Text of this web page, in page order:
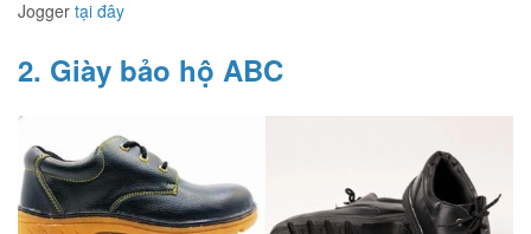
Jogger tại đây
2. Giày bảo hộ ABC